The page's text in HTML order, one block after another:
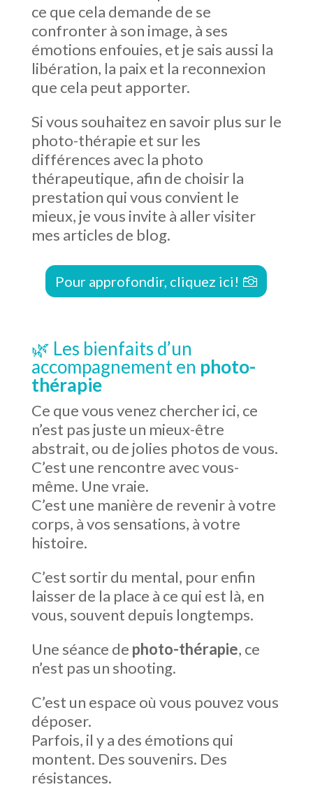
ce que cela demande de se
confronter à son image, à ses
émotions enfouies, et je sais aussi la
libération, la paix et la reconnexion
que cela peut apporter.
Si vous souhaitez en savoir plus sur le
photo-thérapie et sur les
différences avec la photo
thérapeutique, afin de choisir la
prestation qui vous convient le
mieux, je vous invite à aller visiter
mes articles de blog.
Pour approfondir, cliquez ici!
🌿 Les bienfaits d’un
accompagnement en photo-
thérapie
Ce que vous venez chercher ici, ce
n’est pas juste un mieux-être
abstrait, ou de jolies photos de vous.
C’est une rencontre avec vous-
même. Une vraie.
C’est une manière de revenir à votre
corps, à vos sensations, à votre
histoire.
C’est sortir du mental, pour enfin
laisser de la place à ce qui est là, en
vous, souvent depuis longtemps.
Une séance de photo-thérapie, ce
n’est pas un shooting.
C’est un espace où vous pouvez vous
déposer.
Parfois, il y a des émotions qui
montent. Des souvenirs. Des
résistances.